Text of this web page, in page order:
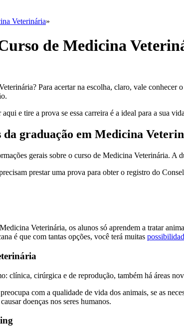
Veterinária»
de Medicina
Para acertar na escolha, claro, vale
e tire a prova se essa carreira é a ideal para a sua
da graduação em Medicina
gerais sobre o curso de Medicina Veterinária. A
prestar uma prova para obter o registro do
Veterinária, os alunos só aprendem a tratar
é que com tantas opções, você terá muitas
clínica, cirúrgica e de reprodução, também há áreas
com a qualidade de vida dos animais, se as
doenças nos seres humanos.